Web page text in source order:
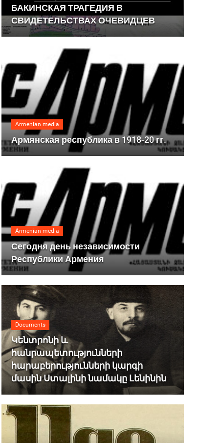
БАКИНСКАЯ ТРАГЕДИЯ В
СВИДЕТЕЛЬСТВАХ ОЧЕВИДЦЕВ
Armenian media
Армянская республика в 1918-20 гг.
Armenian media
Сегодня день независимости
Республики Армения
Documents
Կենտրոնի և
հանրապետությունների
հարաբերությունների կարգի
մասին Ստալինի նամակը Լենինին